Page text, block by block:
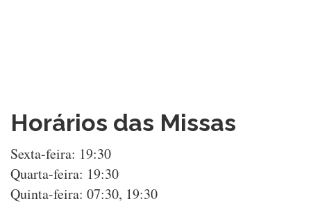
Horários das Missas
Sexta-feira: 19:30
Quarta-feira: 19:30
Quinta-feira: 07:30, 19:30